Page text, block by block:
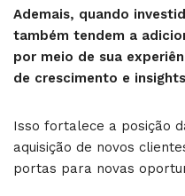
Ademais, quando
também tendem a
por meio de sua
de crescimento e
Isso fortalece a posição
aquisição de novos
portas para novas